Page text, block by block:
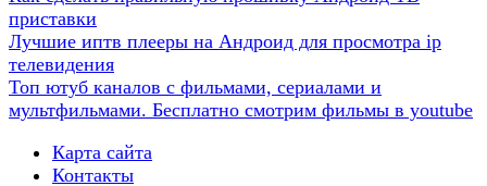
приставки
Лучшие иптв плееры на Андроид для просмотра ip
телевидения
Топ ютуб каналов с фильмами, сериалами и
мультфильмами. Бесплатно смотрим фильмы в youtube
Карта сайта
Контакты